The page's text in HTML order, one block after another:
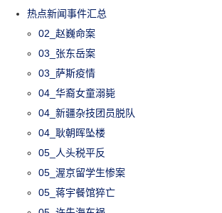
热点新闻事件汇总
02_赵巍命案
03_张东岳案
03_萨斯疫情
04_华裔女童溺毙
04_新疆杂技团员脱队
04_耿朝晖坠楼
05_人头税平反
05_渥京留学生惨案
05_蒋宇餐馆猝亡